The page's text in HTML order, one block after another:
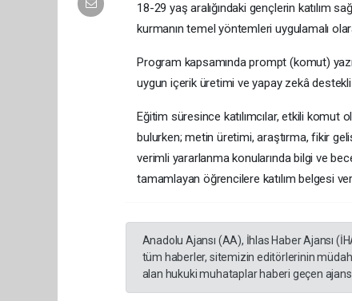
18-29 yaş aralığındaki gençlerin katılım
kurmanın temel yöntemleri uygulamalı
Program kapsamında prompt (komut)
uygun içerik üretimi ve yapay zekâ
Eğitim süresince katılımcılar, etkili komut
bulurken; metin üretimi, araştırma, fikir
verimli yararlanma konularında bilgi ve
tamamlayan öğrencilere katılım belgesi
Anadolu Ajansı (AA), İhlas Haber Ajansı
tüm haberler, sitemizin editörlerinin
alan hukuki muhataplar haberi geçen